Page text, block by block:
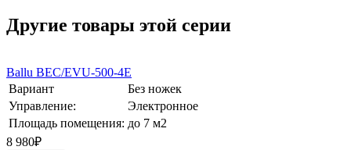
Другие товары этой серии
Ballu BEC/EVU-500-4E
Вариант
Без ножек
Управление:
Электронное
Площадь помещения: до 7 м2
8 980₽